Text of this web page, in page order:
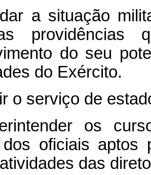
a situação
providências
do seu
do Exército.
o serviço de
os
dos oficiais aptos
das